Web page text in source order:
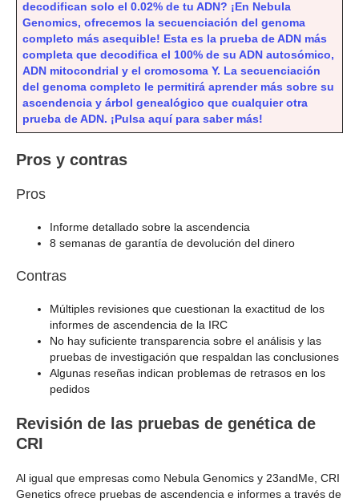
decodifican solo el 0.02% de tu ADN? ¡En Nebula
Genomics, ofrecemos la secuenciación del genoma
completo más asequible! Esta es la prueba de ADN más
completa que decodifica el 100% de su ADN autosómico,
ADN mitocondrial y el cromosoma Y. La secuenciación
del genoma completo le permitirá aprender más sobre su
ascendencia y árbol genealógico que cualquier otra
prueba de ADN. ¡Pulsa aquí para saber más!
Pros y contras
Pros
Informe detallado sobre la ascendencia
8 semanas de garantía de devolución del dinero
Contras
Múltiples revisiones que cuestionan la exactitud de los
informes de ascendencia de la IRC
No hay suficiente transparencia sobre el análisis y las
pruebas de investigación que respaldan las conclusiones
Algunas reseñas indican problemas de retrasos en los
pedidos
Revisión de las pruebas de genética de
CRI
Al igual que empresas como Nebula Genomics y 23andMe, CRI
Genetics ofrece pruebas de ascendencia e informes a través de